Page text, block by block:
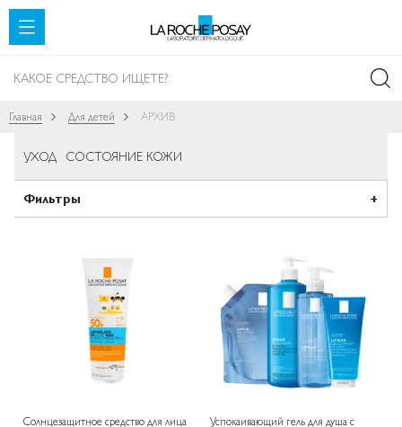
SKIP TO CONTENT
Главная Для детей АРХИВ
УХОД СОСТОЯНИЕ КОЖИ
Фильтры
Солнцезащитное средство для лица
Успокаивающий гель для душа с